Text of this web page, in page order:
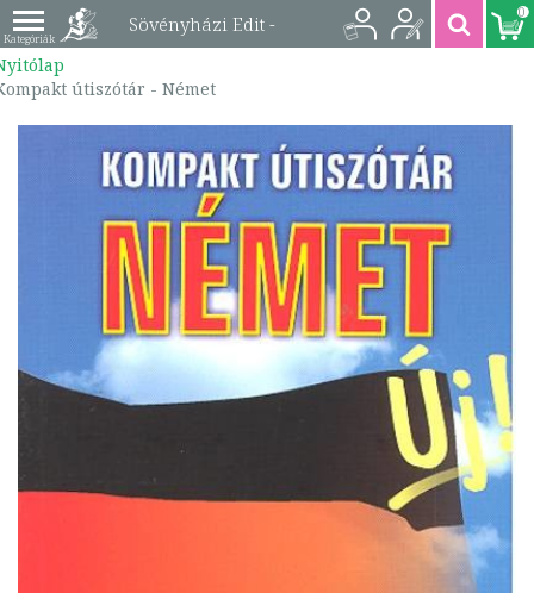
Sövényházi Edit -
Német |
9789639489059
0
útiszótár - Német